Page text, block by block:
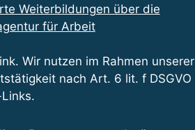
Weiterbildungen über die
für Arbeit
Wir nutzen im Rahmen unserer
nach Art. 6 lit. f DSGVO